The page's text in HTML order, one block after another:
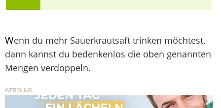
Wenn du mehr Sauerkrautsaft trinken möchtest,
dann kannst du bedenkenlos die oben genannten
Mengen verdoppeln.